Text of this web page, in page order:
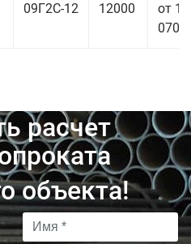
09Г2С-12 12000
от
расчет
объекта!